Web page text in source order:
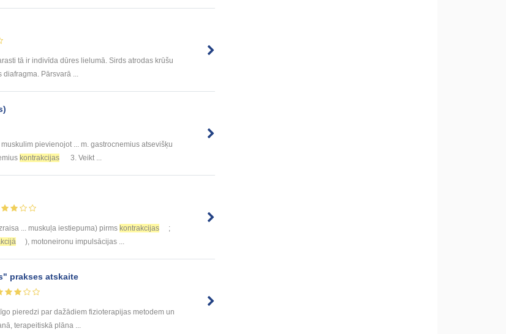
tā ir indivīda dūres lielumā. Sirds atrodas krūšu
diafragma. Pārsvarā ...
pievienojot ... m. gastrocnemius atsevišķu
kontrakcijas 3. Veikt ...
... muskuļa iestiepuma) pirms kontrakcijas
;
), motoneironu impulsācijas ...
prakses atskaite
pieredzi par dažādiem fizioterapijas metodem un
terapeitiskā plāna ...